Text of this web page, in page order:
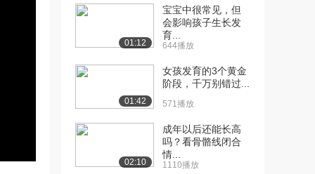
01:12
宝宝中很常见，但
会影响孩子生长发
育...
644播放
01:42
女孩发育的3个黄金
阶段，千万别错过...
571播放
02:10
成年以后还能长高
吗？看骨骼线闭合
情...
1110播放